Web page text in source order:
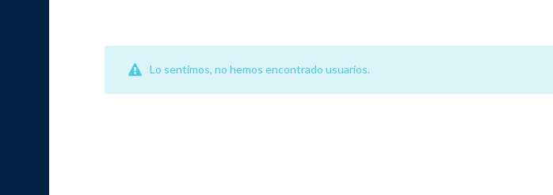
Lo sentimos, no hemos encontrado usuarios.